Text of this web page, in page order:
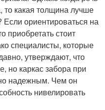
то какая толщина лучше
Если ориентироваться на
приобретать стоит
специалисты, которые
утверждают, что
но каркас забора при
надежным. Чем он
нивелировать